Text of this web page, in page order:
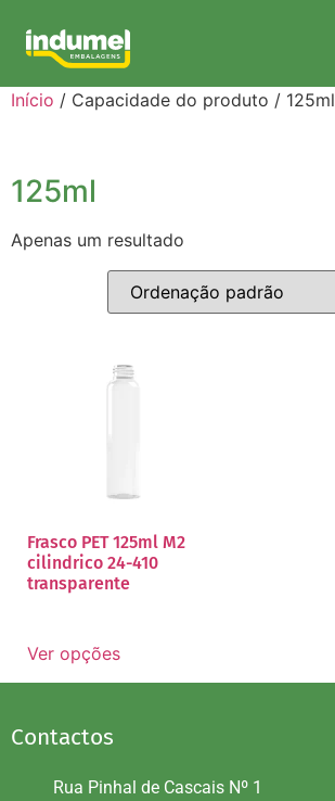
Início / Capacidade do produto / 125ml
125ml
Apenas um resultado
Frasco PET 125ml M2
cilindrico 24-410
transparente
Ver opções
Contactos
Rua Pinhal de Cascais Nº 1